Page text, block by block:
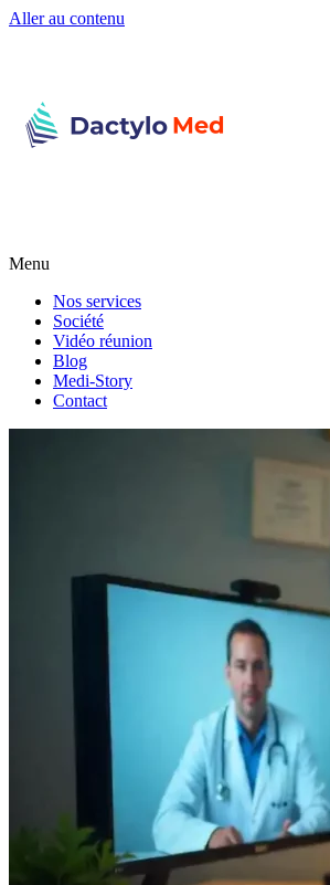
Aller au contenu
Menu
Nos services
Société
Vidéo réunion
Blog
Medi-Story
Contact